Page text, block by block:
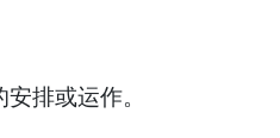
排或运作。